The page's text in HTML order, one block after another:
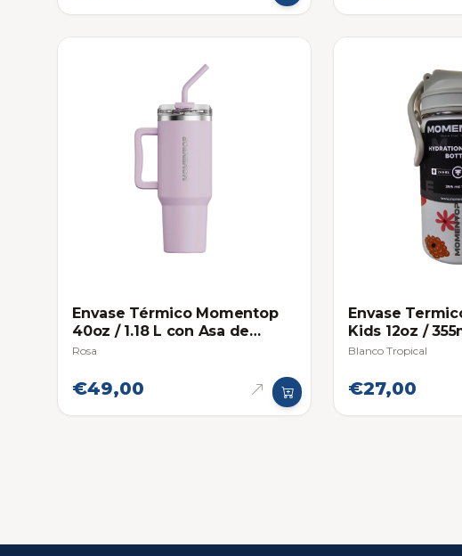
Envase Térmico Momentop
40oz / 1.18 L con Asa de
Agarre y Pitillo
Rosa
€49,00
Envase
Kids 12oz /
Blanco Tropical
€27,00